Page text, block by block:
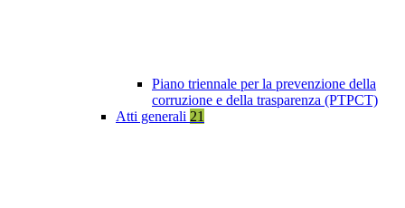
Piano triennale per la prevenzione della
corruzione e della trasparenza (PTPCT)
Atti generali 21